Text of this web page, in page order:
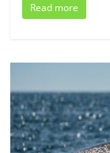
Read more